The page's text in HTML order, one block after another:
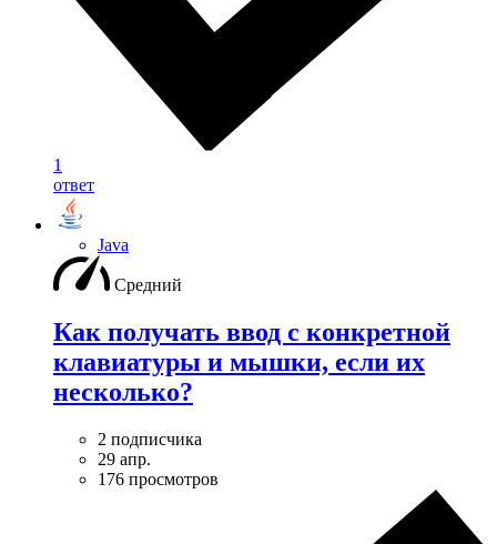
1
ответ
Java
Средний
Как получать ввод с конкретной
клавиатуры и мышки, если их
несколько?
2 подписчика
29 апр.
176 просмотров